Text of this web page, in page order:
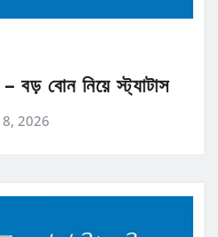
বড় বোন নিয়ে স্ট্যাটাস
8, 2026